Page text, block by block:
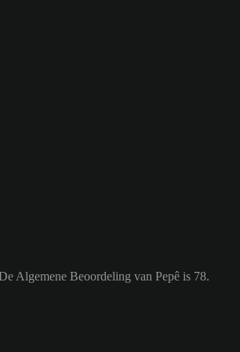
Algemene Beoordeling van Pepê is 78.